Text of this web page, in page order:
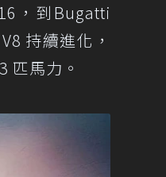
，到Bugatti
持續進化，
匹馬力。